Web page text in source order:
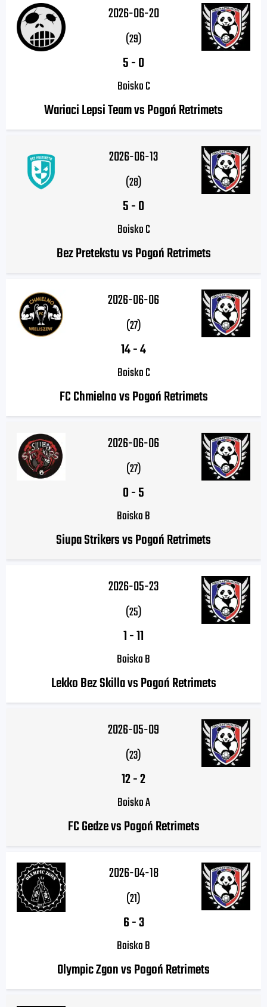
2026-06-20
(29)
5-0
Boisko C
Wariaci Lepsi Team vs Pogoń Retrimets
2026-06-13
(28)
5-0
Boisko C
Bez Pretekstu vs Pogoń Retrimets
2026-06-06
(27)
14-4
Boisko C
FC Chmielno vs Pogoń Retrimets
2026-06-06
(27)
0-5
Boisko B
Siupa Strikers vs Pogoń Retrimets
2026-05-23
(25)
1-11
Boisko B
Lekko Bez Skilla vs Pogoń Retrimets
2026-05-09
(23)
12-2
Boisko A
FC Gedze vs Pogoń Retrimets
2026-04-18
(21)
6-3
Boisko B
Olympic Zgon vs Pogoń Retrimets